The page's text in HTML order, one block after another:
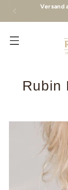
Die
Zeichen
Rubin